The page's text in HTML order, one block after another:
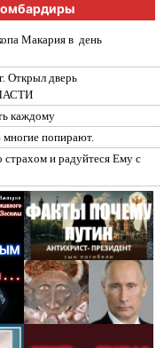
Макария в день
дверь
каждому
попирают.
страхом и радуйтеся Ему с